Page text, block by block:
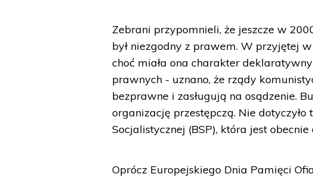
Zebrani przypomnieli, że jeszcze w
był niezgodny z prawem. W przyjętej
choć miała ona charakter
prawnych - uznano, że rządy
bezprawne i zasługują na osądzenie.
organizację przestępczą. Nie
Socjalistycznej (BSP), która jest
Oprócz Europejskiego Dnia Pamięci